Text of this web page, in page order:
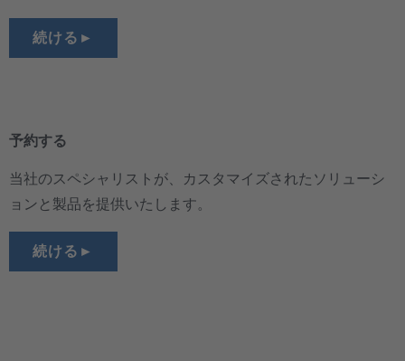
続ける►
予約する
当社のスペシャリストが、カスタマイズされたソリューシ
ョンと製品を提供いたします。
続ける►